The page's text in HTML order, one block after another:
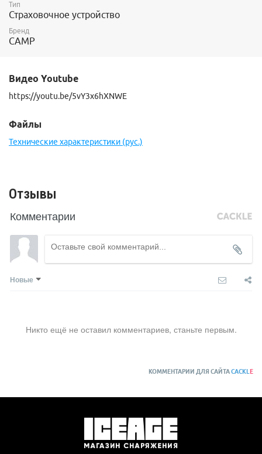
Тип
Страховочное устройство
Бренд
CAMP
Видео Youtube
https://youtu.be/5vY3x6hXNWE
Файлы
Технические характеристики (рус.)
Отзывы
Комментарии
Новые
Никто ещё не оставил комментариев, станьте первым.
КОММЕНТАРИИ ДЛЯ САЙТАCACKL E